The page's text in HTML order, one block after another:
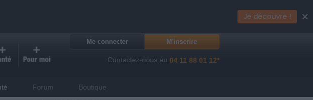
Me connecter M'inscrire
Contactez-nous au 04 11 88 01 12*
Forum Boutique
Je découvre ! ×